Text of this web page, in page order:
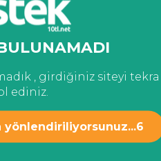
, girdiğiniz siteyi
ediniz.
yönlendiriliyorsunuz...6